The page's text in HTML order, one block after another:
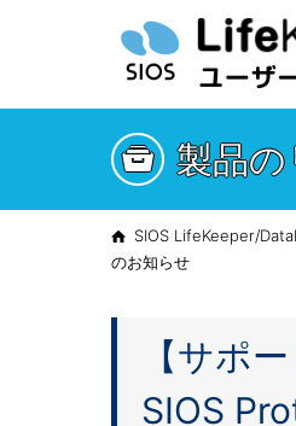
製品
SIOS LifeKeeper/
のお知らせ
【サポ
SIOS